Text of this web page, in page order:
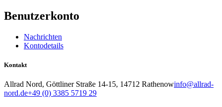
Benutzerkonto
Nachrichten
Kontodetails
Kontakt
Allrad Nord, Göttliner Straße 14-15, 14712 Rathenowinfo@allrad-
nord.de+49 (0) 3385 5719 29